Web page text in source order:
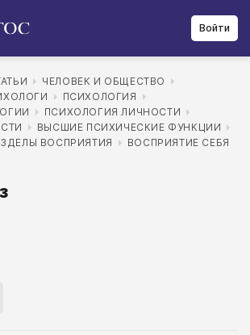
Войти
ЧЕЛОВЕК И ОБЩЕСТВО
ПСИХОЛОГИЯ
ПСИХОЛОГИЯ ЛИЧНОСТИ
ВЫСШИЕ ПСИХИЧЕСКИЕ ФУНКЦИИ
ВОСПРИЯТИЯ ВОСПРИЯТИЕ СЕБЯ